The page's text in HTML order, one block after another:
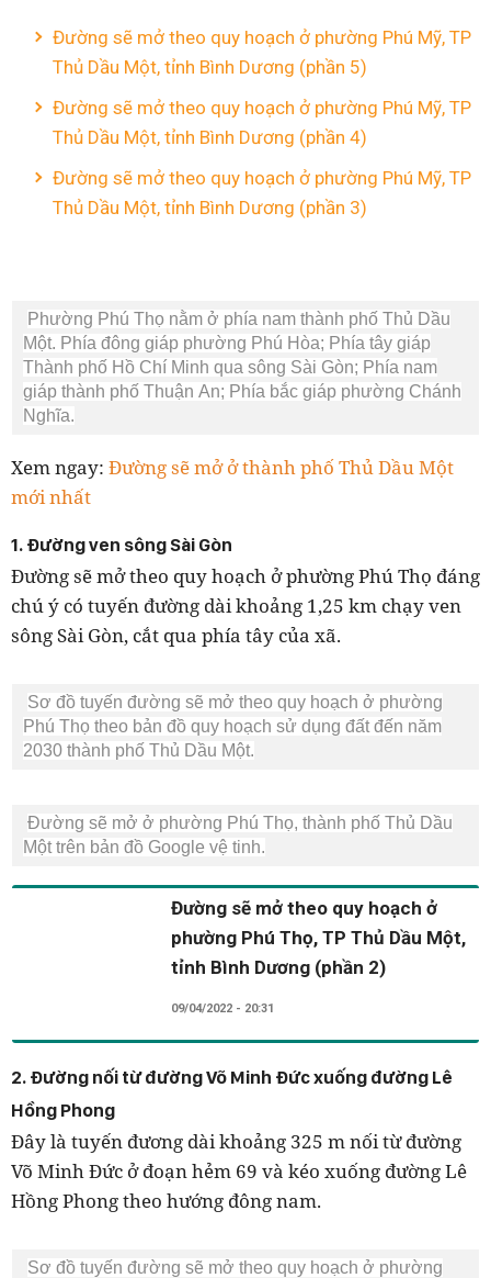
Đường sẽ mở theo quy hoạch ở phường Phú Mỹ, TP
Thủ Dầu Một, tỉnh Bình Dương (phần 5)
Đường sẽ mở theo quy hoạch ở phường Phú Mỹ, TP
Thủ Dầu Một, tỉnh Bình Dương (phần 4)
Đường sẽ mở theo quy hoạch ở phường Phú Mỹ, TP
Thủ Dầu Một, tỉnh Bình Dương (phần 3)
Phường Phú Thọ nằm ở phía nam thành phố Thủ Dầu
Một. Phía đông giáp phường Phú Hòa; Phía tây giáp
Thành phố Hồ Chí Minh qua sông Sài Gòn; Phía nam
giáp thành phố Thuận An; Phía bắc giáp phường Chánh
Nghĩa.
Xem ngay: Đường sẽ mở ở thành phố Thủ Dầu Một
mới nhất
1. Đường ven sông Sài Gòn
Đường sẽ mở theo quy hoạch ở phường Phú Thọ đáng
chú ý có tuyến đường dài khoảng 1,25 km chạy ven
sông Sài Gòn, cắt qua phía tây của xã.
Sơ đồ tuyến đường sẽ mở theo quy hoạch ở phường
Phú Thọ theo bản đồ quy hoạch sử dụng đất đến năm
2030 thành phố Thủ Dầu Một.
Đường sẽ mở ở phường Phú Thọ, thành phố Thủ Dầu
Một trên bản đồ Google vệ tinh.
Đường sẽ mở theo quy hoạch ở
phường Phú Thọ, TP Thủ Dầu Một,
tỉnh Bình Dương (phần 2)
09/04/2022 - 20:31
2. Đường nối từ đường Võ Minh Đức xuống đường Lê
Hồng Phong
Đây là tuyến đương dài khoảng 325 m nối từ đường
Võ Minh Đức ở đoạn hẻm 69 và kéo xuống đường Lê
Hồng Phong theo hướng đông nam.
Sơ đồ tuyến đường sẽ mở theo quy hoạch ở phường